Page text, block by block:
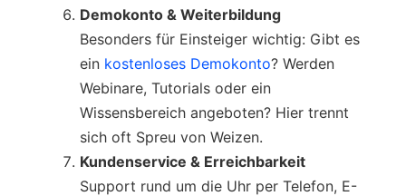
Demokonto & Weiterbildung
Besonders für Einsteiger wichtig: Gibt es
ein kostenloses Demokonto? Werden
Webinare, Tutorials oder ein
Wissensbereich angeboten? Hier trennt
sich oft Spreu von Weizen.
Kundenservice & Erreichbarkeit
Support rund um die Uhr per Telefon, E-